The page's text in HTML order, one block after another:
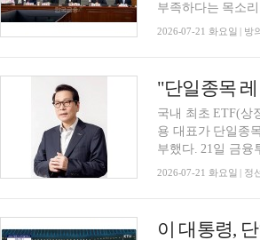
부족하다는 목소
2026-07-21 화요일 | 방
"단일종목
국내 최초 ETF(상
용 대표가 단일종
부했다. 21일 금융
2026-07-21 화요일 | 정